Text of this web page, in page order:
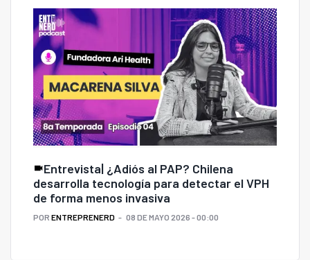
Entrevista| ¿Adiós al PAP? Chilena
desarrolla tecnología para detectar el VPH
de forma menos invasiva
POR ENTREPRENERD 08 DE MAYO 2026 - 00:00